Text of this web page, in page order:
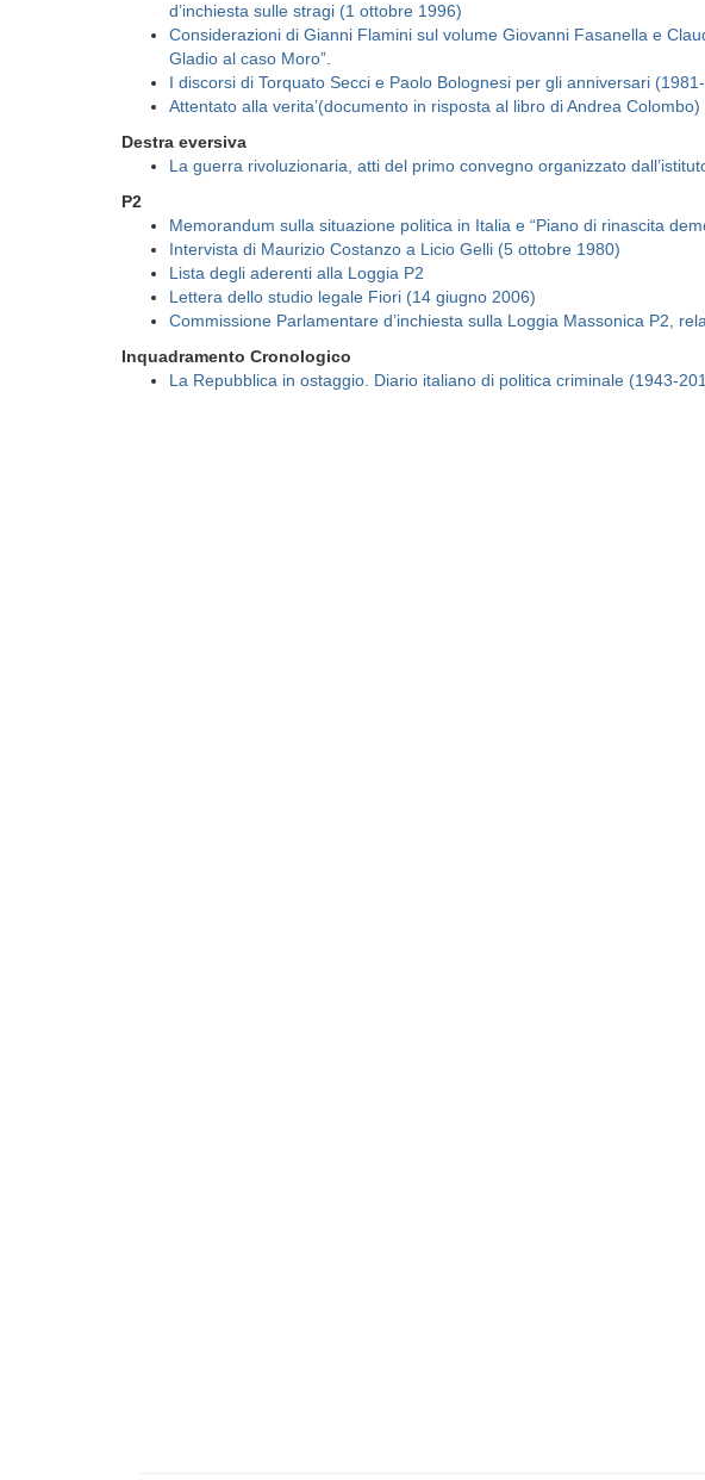
d’inchiesta sulle stragi (1 ottobre 1996)
Considerazioni di Gianni Flamini sul volume Giovanni Fasanella e
Gladio al caso Moro”.
I discorsi di Torquato Secci e Paolo Bolognesi per gli anniversari
Attentato alla verita’(documento in risposta al libro di Andrea Colombo)
Destra eversiva
La guerra rivoluzionaria, atti del primo convegno organizzato
P2
Memorandum sulla situazione politica in Italia e “Piano di rinascita
Intervista di Maurizio Costanzo a Licio Gelli (5 ottobre 1980)
Lista degli aderenti alla Loggia P2
Lettera dello studio legale Fiori (14 giugno 2006)
Commissione Parlamentare d’inchiesta sulla Loggia Massonica P2,
Inquadramento Cronologico
La Repubblica in ostaggio. Diario italiano di politica criminale (1943-